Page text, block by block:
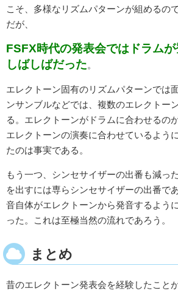
こそ、多様なリズムパターンが組めるの
だが、
FSFX時代の発表会ではドラム
しばしばだった。
エレクトーン固有のリズムパターンでは
ンサンブルなどでは、複数のエレクトー
る。エレクトーンがドラムに合わせるの
エレクトーンの演奏に合わせているよう
たのは事実である。
もう一つ、シンセサイザーの出番も減っ
を出すには専らシンセサイザーの出番で
音自体がエレクトーンから発音するよう
った。これは至極当然の流れであろう。
まとめ
昔のエレクトーン発表会を経験したこと